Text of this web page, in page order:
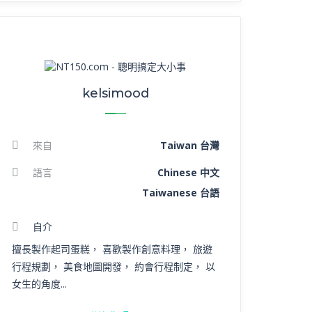
kelsimood
來自 Taiwan 台灣
語言
Chinese 中文
Taiwanese 台語
自介
擅長製作起司蛋糕， 喜歡製作創意料理， 旅遊
行程規劃， 美食地圖開發， 約會行程制定， 以
女生的角度...